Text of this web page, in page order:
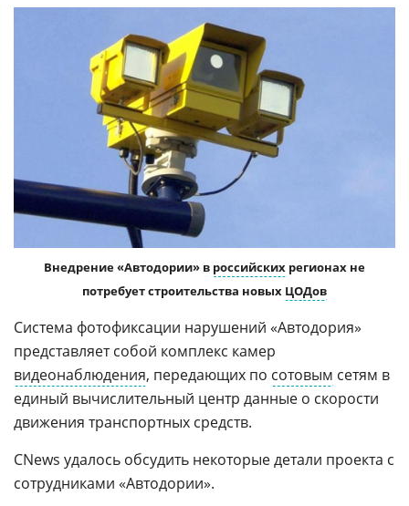
Внедрение «Автодории» в российских регионах не
потребует строительства новых ЦОДов
Система фотофиксации нарушений «Автодория»
представляет собой комплекс камер
видеонаблюдения, передающих по сотовым сетям в
единый вычислительный центр данные о скорости
движения транспортных средств.
CNews удалось обсудить некоторые детали проекта с
сотрудниками «Автодории».